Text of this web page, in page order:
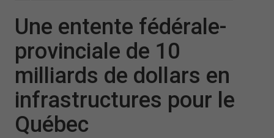
Une entente fédérale-
provinciale de 10
milliards de dollars en
infrastructures pour le
Québec